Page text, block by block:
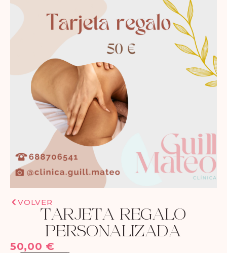
VOLVER
TARJETA REGALO
PERSONALIZADA
50,00 €